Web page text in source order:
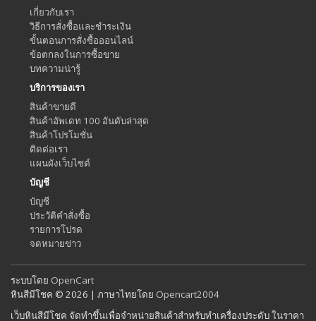
เกี่ยวกับเรา
วิธีการสั่งซื้อและชำระเงิน
ขั้นตอนการสั่งซื้อออนไลน์
ข้อตกลงในการซื้อขาย
บทความน่ารู้
บริการของเรา
สินค้าขายดี
สินค้าอัพเดท 100 อันดับล่าสุด
สินค้าโปรโมชั่น
ติดต่อเรา
แผนผังเว็บไซต์
บัญชี
บัญชี
ประวัติคำสั่งซื้อ
รายการโปรด
จดหมายข่าว
ระบบโดย OpenCart
หินสีมีโชค © 2026 | ภาษาไทยโดย Opencart2004
เว็บหินสีมีโชค จัดทำขึ้นเพื่อจำหน่ายสินค้าสำหรับทำเครื่องประดับ ในราคา